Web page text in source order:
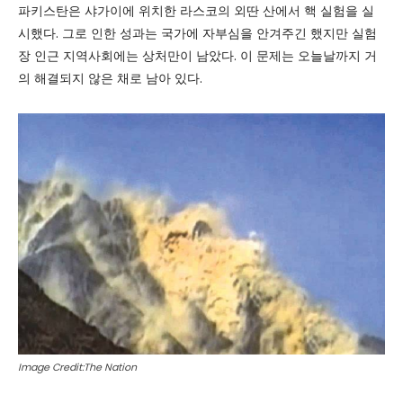
파키스탄은 샤가이에 위치한 라스코의 외딴 산에서 핵 실험을 실
시했다. 그로 인한 성과는 국가에 자부심을 안겨주긴 했지만 실험
장 인근 지역사회에는 상처만이 남았다. 이 문제는 오늘날까지 거
의 해결되지 않은 채로 남아 있다.
Image Credit:The Nation